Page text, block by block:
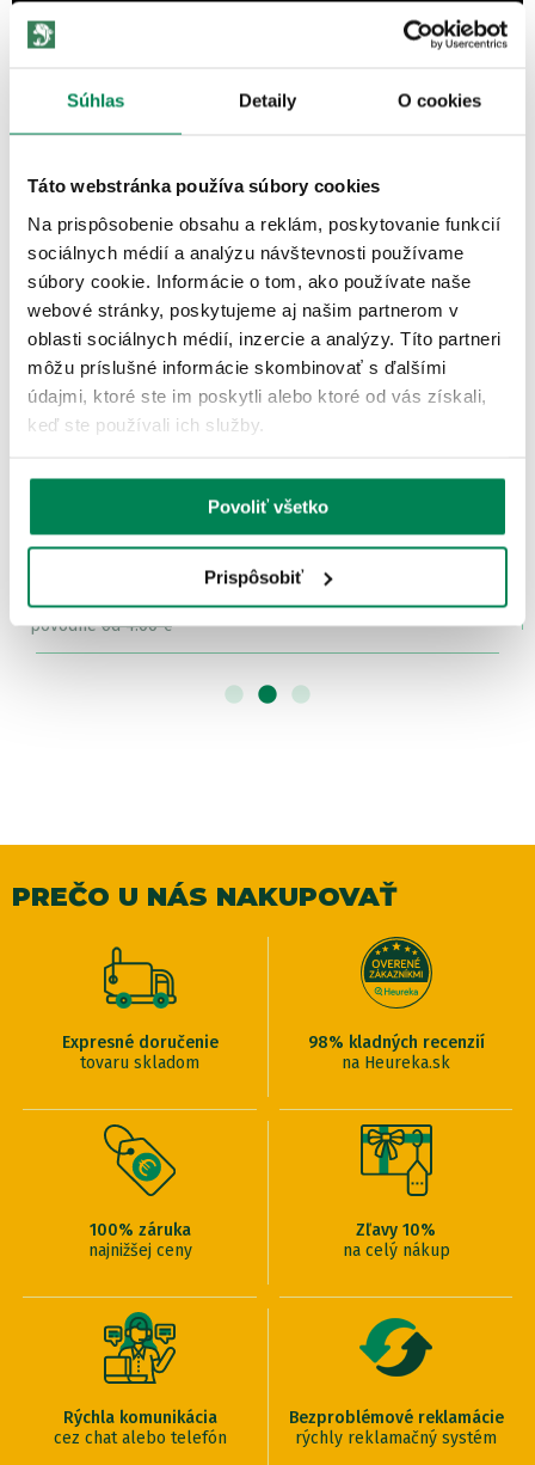
Súhlas Detaily O cookies
Táto webstránka používa súbory cookies
Na prispôsobenie obsahu a reklám, poskytovanie funkcií
sociálnych médií a analýzu návštevnosti používame
súbory cookie. Informácie o tom, ako používate naše
webové stránky, poskytujeme aj našim partnerom v
oblasti sociálnych médií, inzercie a analýzy. Títo partneri
môžu príslušné informácie skombinovať s ďalšími
údajmi, ktoré ste im poskytli alebo ktoré od vás získali,
keď ste používali ich služby.
Povoliť všetko
Prispôsobiť
ĎALŠIE PRODUKTY TEJ ISTEJ
ZNAČKY
Akcia -10%
4 varianty
Korda Háčiky Basix Wide Gape Barbless 10ks
/ u vás už 11.08.
OD 3.60 €
pôvodneod 4.00 €
PREČO U NÁS NAKUPOVAŤ
Expresné doručenie
tovaru skladom
98% kladných recenzií
na Heureka.sk
100% záruka
najnižšej ceny
Zľavy 10%
na celý nákup
Rýchla komunikácia
cez chat alebo telefón
Bezproblémové reklamácie
rýchly reklamačný systém